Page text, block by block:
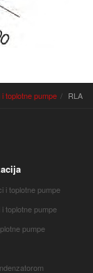
toplotne pumpe RLA
i toplotne pumpe
toplotne pumpe
pumpe